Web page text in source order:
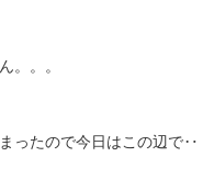
。。。
ったので今日はこの辺で‥